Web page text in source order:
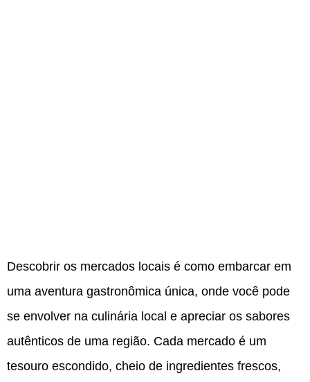
Descobrir os mercados locais é como embarcar em
uma aventura gastronômica única, onde você pode
se envolver na culinária local e apreciar os sabores
autênticos de uma região. Cada mercado é um
tesouro escondido, cheio de ingredientes frescos,